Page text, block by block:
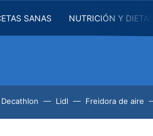
SANAS NUTRICIÓN Y
Decathlon Lidl Freidora de aire